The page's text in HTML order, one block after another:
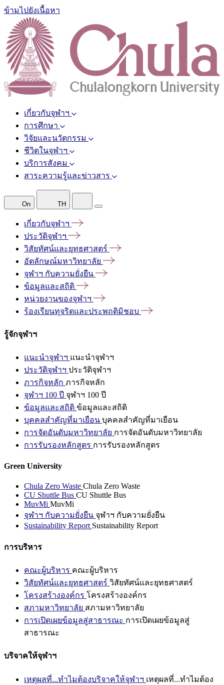
ข้ามไปยังเนื้อหา
เกี่ยวกับจุฬาฯ
การศึกษา
วิจัยและนวัตกรรม
ชีวิตในจุฬาฯ
บริการสังคม
สาระความรู้และข่าวสาร
On TH
เกี่ยวกับจุฬาฯ
ประวัติจุฬาฯ
วิสัยทัศน์และยุทธศาสตร์
อัตลักษณ์มหาวิทยาลัย
จุฬาฯ กับความยั่งยืน
ข้อมูลและสถิติ
หน่วยงานของจุฬาฯ
ร้องเรียนทุจริตและประพฤติมิชอบ
รู้จักจุฬาฯ
แนะนำจุฬาฯ แนะนำจุฬาฯ
ประวัติจุฬาฯ ประวัติจุฬาฯ
ภารกิจหลัก ภารกิจหลัก
จุฬาฯ 100 ปี จุฬาฯ 100 ปี
ข้อมูลและสถิติ ข้อมูลและสถิติ
บุคคลสำคัญที่มาเยือน บุคคลสำคัญที่มาเยือน
การจัดอันดับมหาวิทยาลัย การจัดอันดับมหาวิทยาลัย
การรับรองหลักสูตร การรับรองหลักสูตร
Green University
Chula Zero Waste Chula Zero Waste
CU Shuttle Bus CU Shuttle Bus
MuvMi MuvMi
จุฬาฯ กับความยั่งยืน จุฬาฯ กับความยั่งยืน
Sustainability Report Sustainability Report
การบริหาร
คณะผู้บริหาร คณะผู้บริหาร
วิสัยทัศน์และยุทธศาสตร์ วิสัยทัศน์และยุทธศาสตร์
โครงสร้างองค์กร โครงสร้างองค์กร
สภามหาวิทยาลัย สภามหาวิทยาลัย
การเปิดเผยข้อมูลสู่สาธารณะ การเปิดเผยข้อมูลสู่
สาธารณะ
บริจาคให้จุฬาฯ
เหตุผลที่...ทำไมต้องบริจาคให้จุฬาฯ เหตุผลที่...ทำไมต้อง